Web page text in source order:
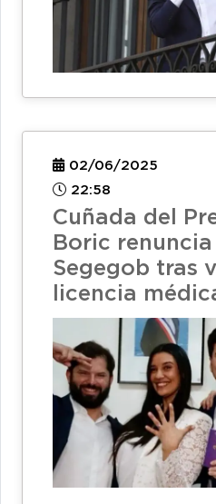
02/06/2025
22:58
Cuñada del
Boric renuncia
Segegob tras
licencia